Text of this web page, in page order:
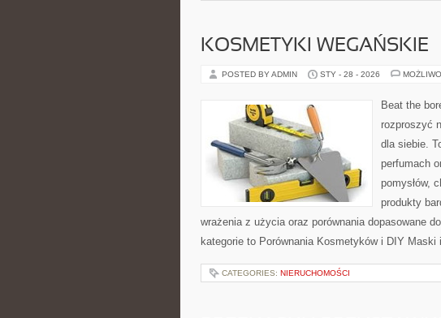
KOSMETYKI WEGAŃSKIE
POSTED BY ADMIN STY - 28 - 2026
Beat the
rozproszyć
dla siebie.
perfumach
pomysłów,
produkty
wrażenia z użycia oraz porównania dopasowane
kategorie to Porównania Kosmetyków i DIY
CATEGORIES: NIERUCHOMOŚCI